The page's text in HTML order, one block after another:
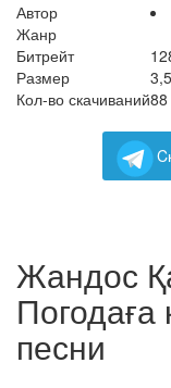
Автор
Жанр
Битрейт
Размер
Кол-во скачиваний88
Жандос
песни